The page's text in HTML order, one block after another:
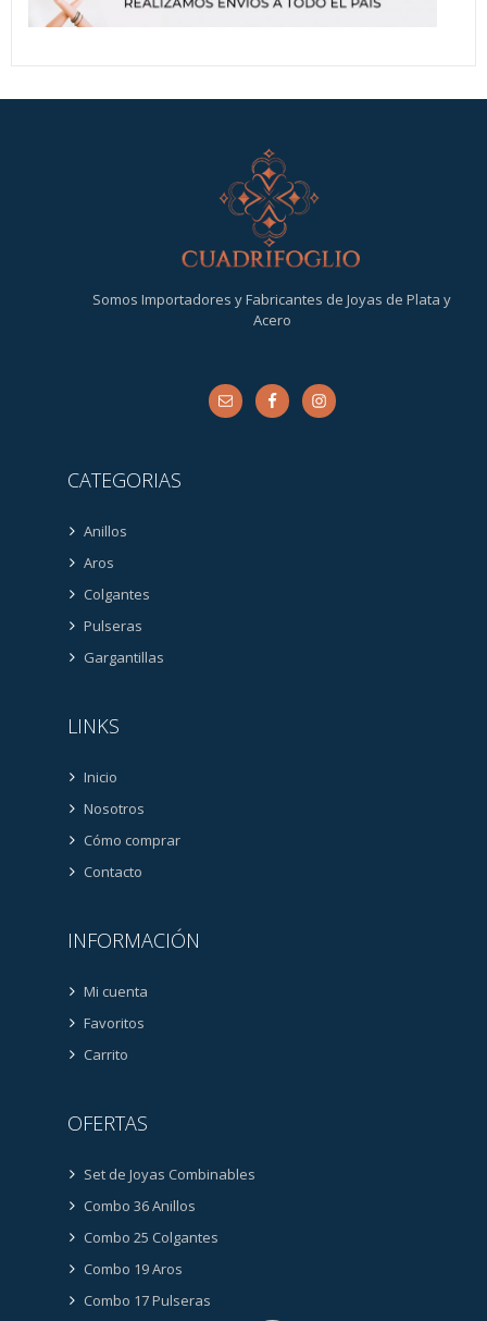
Somos Importadores y Fabricantes de Joyas de Plata y
Acero
CATEGORIAS
Anillos
Aros
Colgantes
Pulseras
Gargantillas
LINKS
Inicio
Nosotros
Cómo comprar
Contacto
INFORMACIÓN
Mi cuenta
Favoritos
Carrito
OFERTAS
Set de Joyas Combinables
Combo 36 Anillos
Combo 25 Colgantes
Combo 19 Aros
Combo 17 Pulseras